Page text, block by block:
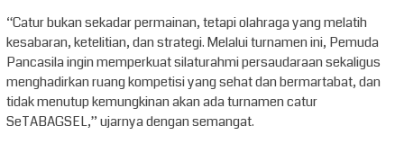
“Catur bukan sekadar permainan, tetapi olahraga yang melatih
kesabaran, ketelitian, dan strategi. Melalui turnamen ini, Pemuda
Pancasila ingin memperkuat silaturahmi persaudaraan sekaligus
menghadirkan ruang kompetisi yang sehat dan bermartabat, dan
tidak menutup kemungkinan akan ada turnamen catur
SeTABAGSEL,” ujarnya dengan semangat.